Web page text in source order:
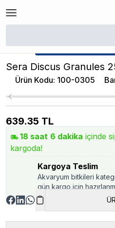
/
★ Atakan Petshop,
Sera Discus Granules
Ürün Kodu: 100-0305
639.35 TL
18 saat 6 dakika içinde
kargoda!
Kargoya Teslim
Akvaryum bitkileri
gün kargo için